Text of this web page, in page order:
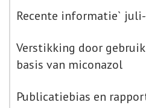
Recente informatie`
Verstikking door
basis van miconazol
Publicatiebias en